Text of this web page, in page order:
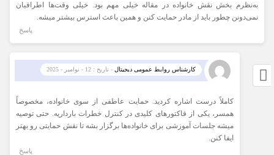
به‌نظرم بخش نقش خانواده در مقاله خیلی مهم بود. خیلی وقت‌ها اطرافیان
نمی‌دونن چطور باید از مادر حمایت کنن و همین باعث استرس بیشتر میشه.
پاسخ
کارشناس روابط عمومی دیجیتال - تاریخ : 12 - نوامبر - 2025
کاملاً درست اشاره کردید. حمایت عاطفی از سوی خانواده، مخصوصاً
همسر، یکی از فاکتورهای کلیدی در کنترل خطرات بارداریه. حتی توصیه
میشه جلسات آموزشی برای خانواده‌ها برگزار بشه تا نقش حمایتی رو بهتر
ایفا کنن.
پاسخ